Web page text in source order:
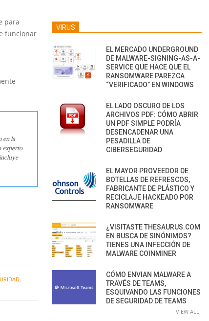
para
funcionar
en la
experto
,
VIRUS
EL MERCADO UNDERGROUND
DE MALWARE-SIGNING-AS-A-
SERVICE QUE HACE QUE EL
RANSOMWARE PAREZCA
“VERIFICADO” EN WINDOWS
EL LADO OSCURO DE LOS
ARCHIVOS PDF: CÓMO ABRIR
UN PDF SIMPLE PODRÍA
DESENCADENAR UNA
PESADILLA DE
CIBERSEGURIDAD
EL MAYOR PROVEEDOR DE
BOTELLAS DE REFRESCOS,
FABRICANTE DE PLÁSTICO Y
RECICLAJE HACKEADO POR
RANSOMWARE
¿VISITASTE THESAURUS.COM
EN BUSCA DE SINÓNIMOS?
TIENES UNA INFECCIÓN DE
MALWARE COINMINER
CÓMO ENVIAN MALWARE A
TRAVÉS DE TEAMS,
ESQUIVANDO LAS FUNCIONES
DE SEGURIDAD DE TEAMS
VIEW ALL